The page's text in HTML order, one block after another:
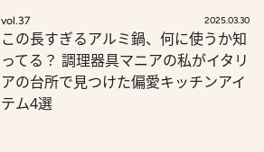
vol.37 2025.03.30
この長すぎるアルミ鍋、何に使うか知
ってる？ 調理器具マニアの私がイタリ
アの台所で見つけた偏愛キッチンアイ
テム4選